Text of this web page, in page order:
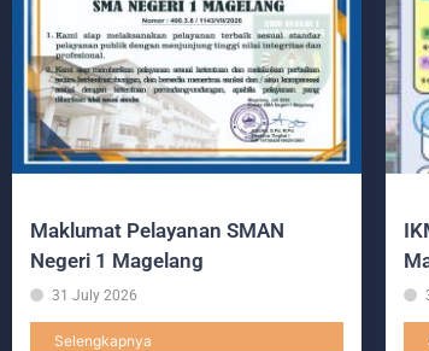
Maklumat Pelayanan SMAN
Negeri 1 Magelang
31 July 2026
Selengkapnya